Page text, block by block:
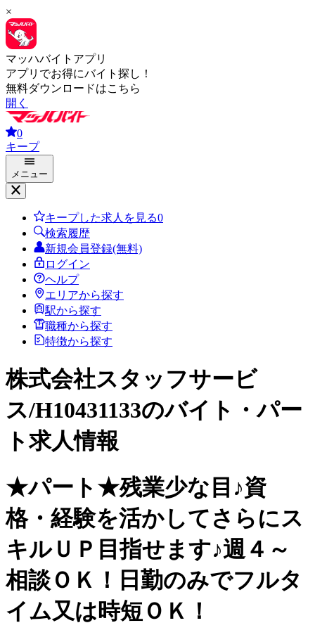
×
マッハバイトアプリ
アプリでお得にバイト探し！
無料ダウンロードはこちら
開く
0
キープ
メニュー
キープした求人を見る0
検索履歴
新規会員登録(無料)
ログイン
ヘルプ
エリアから探す
駅から探す
職種から探す
特徴から探す
株式会社スタッフサービ
ス/H10431133のバイト・パー
ト求人情報
★パート★残業少な目♪資
格・経験を活かしてさらにス
キルＵＰ目指せます♪週４～
相談ＯＫ！日勤のみでフルタ
イム又は時短ＯＫ！